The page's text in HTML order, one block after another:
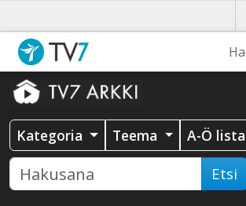
Kategoria Teema A-Ö
Etsi